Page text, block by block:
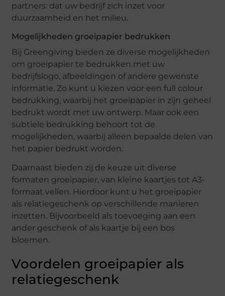
partners: dat uw bedrijf zich inzet voor
duurzaamheid en het milieu.
Mogelijkheden groeipapier bedrukken
Bij Greengiving bieden ze diverse mogelijkheden
om groeipapier te bedrukken met uw
bedrijfslogo, afbeeldingen of andere gewenste
informatie. Zo kunt u kiezen voor een full colour
bedrukking, waarbij het groeipapier in zijn geheel
bedrukt wordt met uw ontwerp. Maar ook een
subtiele bedrukking behoort tot de
mogelijkheden, waarbij alleen bepaalde delen van
het papier bedrukt worden.
Daarnaast bieden zij de keuze uit diverse
formaten groeipapier, van kleine kaartjes tot A3-
formaat vellen. Hierdoor kunt u het groeipapier
als relatiegeschenk op verschillende manieren
inzetten. Bijvoorbeeld als toevoeging aan een
ander geschenk of als kaartje bij een bos
bloemen.
Voordelen groeipapier als
relatiegeschenk